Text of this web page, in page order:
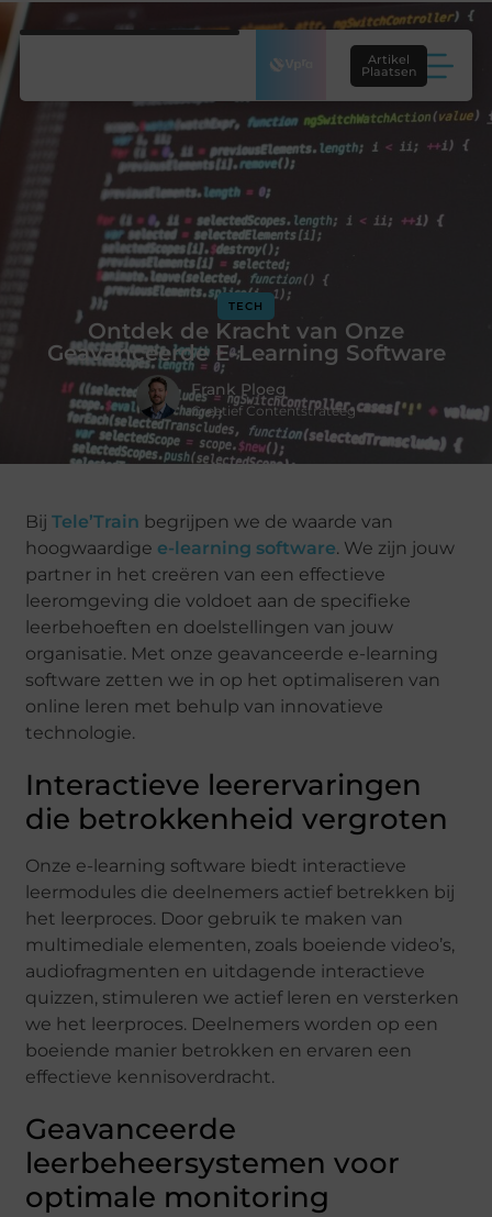
Artikel
Plaatsen
TECH
Ontdek de Kracht van Onze
Geavanceerde E-Learning Software
Frank Ploeg
Creatief Contentstrateeg
BijTele’Train begrijpen we de waarde van
hoogwaardige e-learning software. We zijn jouw
partner in het creëren van een effectieve
leeromgeving die voldoet aan de specifieke
leerbehoeften en doelstellingen van jouw
organisatie. Met onze geavanceerde e-learning
software zetten we in op het optimaliseren van
online leren met behulp van innovatieve
technologie.
Interactieve leerervaringen
die betrokkenheid vergroten
Onze e-learning software biedt interactieve
leermodules die deelnemers actief betrekken bij
het leerproces. Door gebruik te maken van
multimediale elementen, zoals boeiende video’s,
audiofragmenten en uitdagende interactieve
quizzen, stimuleren we actief leren en versterken
we het leerproces. Deelnemers worden op een
boeiende manier betrokken en ervaren een
effectieve kennisoverdracht.
Geavanceerde
leerbeheersystemen voor
optimale monitoring